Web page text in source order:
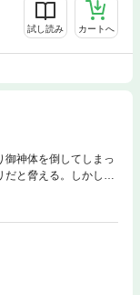
試し読み カートへ
御神体を倒してしまっ
と脅える。しかし、
しまい！？